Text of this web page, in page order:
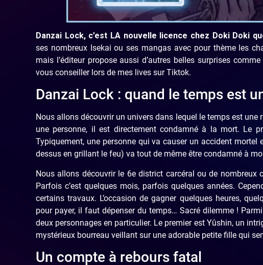
Danzai Lock, c’est LA nouvelle licence chez Doki Doki
ses nombreux Isekai ou ses mangas avec pour thème les
mais l’éditeur propose aussi d’autres belles surprises
vous conseiller lors de mes lives sur Tiktok.
Danzai Lock : quand le temps est
Nous allons découvrir un univers dans lequel le temps est une
une personne, il est directement condamné à la mort. Le
Typiquement, une personne qui va causer un accident
dessus en grillant le feu) va tout de même être condamné à
Nous allons découvrir le 6e district carcéral ou de nombreux
Parfois c’est quelques mois, parfois quelques années.
certains travaux. L’occasion de gagner quelques heures,
pour payer, il faut dépenser du temps… Sacré dilemme !
deux personnages en particulier. Le premier est Yûshin, un
mystérieux bourreau veillant sur une adorable petite fille qui
Un compte à rebours fatal